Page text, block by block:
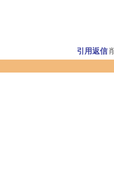
引用返信